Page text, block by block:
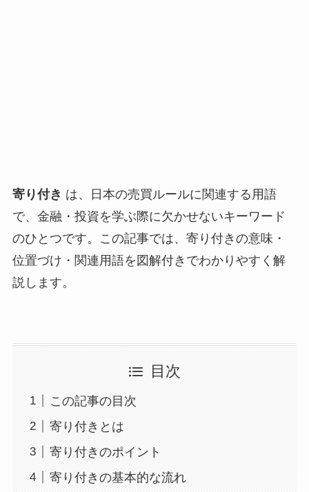
寄り付き は、日本の売買ルールに関連する用語
で、金融・投資を学ぶ際に欠かせないキーワード
のひとつです。この記事では、寄り付きの意味・
位置づけ・関連用語を図解付きでわかりやすく解
説します。
目次
この記事の目次
寄り付きとは
寄り付きのポイント
寄り付きの基本的な流れ